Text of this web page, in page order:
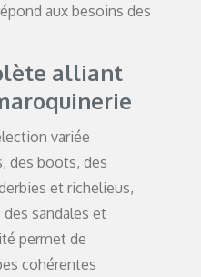
aux besoins des
alliant
variée
des boots, des
et richelieus,
sandales et
permet de
cohérentes